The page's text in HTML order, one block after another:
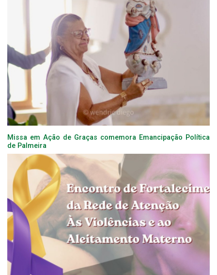
Missa em Ação de Graças comemora Emancipação Política
de Palmeira